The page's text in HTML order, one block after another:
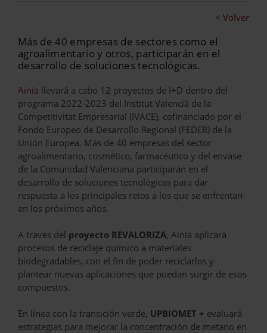
< Volver
Más de 40 empresas de sectores como el
agroalimentario y otros, participarán en el
desarrollo de soluciones tecnológicas.
Ainia llevará a cabo 12 proyectos de I+D dentro del
programa 2022-2023 del Institut Valencià de la
Competitivitat Empresarial (IVACE), cofinanciado por el
Fondo Europeo de Desarrollo Regional (FEDER) de la
Unión Europea. Más de 40 empresas del sector
agroalimentario, cosmético, farmacéutico y del envase
de la Comunidad Valenciana participarán en el
desarrollo de soluciones tecnológicas para dar
respuesta a los principales retos a los que se enfrentan
en los próximos años.
A través del proyecto REVALORIZA, Ainia aplicará
procesos de reciclaje químico a materiales
biodegradables, con el fin de poder reciclarlos y
plantear nuevas aplicaciones que puedan surgir de esos
compuestos.
En línea con la transición verde, UPBIOMET + evaluará
estrategias para mejorar la concentración de metano en